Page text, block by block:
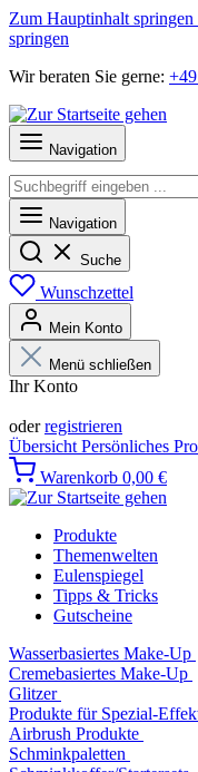
Zum Hauptinhalt springen
springen
Wir beraten Sie gerne:
Navigation
Navigation
Suche
Wunschzettel
Mein Konto
Menü schließen
Ihr Konto
oderregistrieren
Übersicht Persönliches
Warenkorb 0,00 €
Produkte
Themenwelten
Eulenspiegel
Tipps & Tricks
Gutscheine
Wasserbasiertes Make-Up
Cremebasiertes Make-Up
Glitzer
Produkte für Spezial-
Airbrush Produkte
Schminkpaletten